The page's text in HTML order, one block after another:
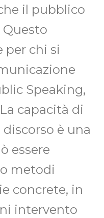
il pubblico
Questo
per chi si
Speaking,
capacità di
è una
essere
metodi
concrete, in
intervento